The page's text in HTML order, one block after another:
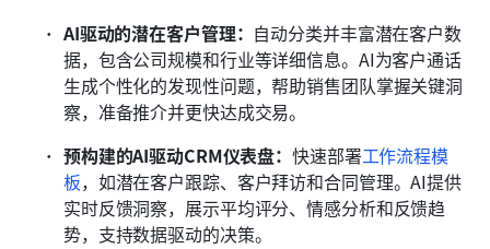
AI驱动的潜在客户管理： 自动分类并丰富潜在客户数
据，包含公司规模和行业等详细信息。AI为客户通话
生成个性化的发现性问题，帮助销售团队掌握关键洞
察，准备推介并更快达成交易。
预构建的AI驱动CRM仪表盘：快速部署工作流程模
板，如潜在客户跟踪、客户拜访和合同管理。AI提供
实时反馈洞察，展示平均评分、情感分析和反馈趋
势，支持数据驱动的决策。